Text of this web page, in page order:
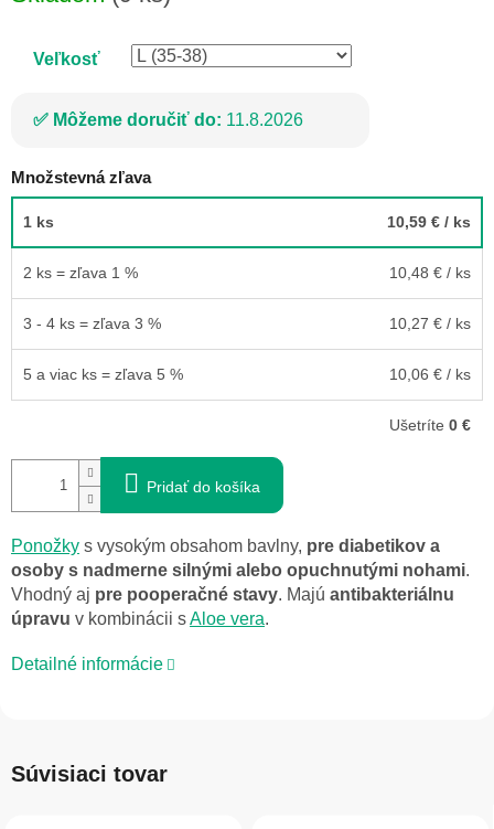
Veľkosť
Môžeme doručiť do: 11.8.2026
Množstevná zľava
1 ks 10,59 € / ks
2 ks = zľava 1 % 10,48 € / ks
3 - 4 ks = zľava 3 % 10,27 € / ks
5 a viac ks = zľava 5 % 10,06 € / ks
Ušetríte 0 €
Pridať do košíka
Ponožky s vysokým obsahom bavlny, pre diabetikov a
osoby s nadmerne silnými alebo opuchnutými nohami.
Vhodný aj pre pooperačné stavy. Majú antibakteriálnu
úpravu v kombinácii sAloe vera.
Detailné informácie
Súvisiaci tovar